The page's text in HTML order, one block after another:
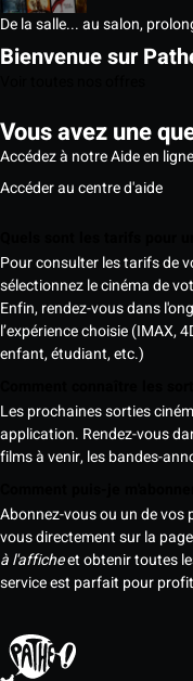
De la salle... au salon,
Bienvenue sur
Vous avez une
Accédez à notre Aide en
Accéder au centre d'aide
Pour consulter les tarifs de
sélectionnez le cinéma de
Enfin, rendez-vous dans
l’expérience choisie (IMAX,
enfant, étudiant, etc.)
Les prochaines sorties
application. Rendez-vous
films à venir, les bandes-
Abonnez-vous ou un de vos
vous directement sur la
à l'afficheet obtenir toutes
service est parfait pour